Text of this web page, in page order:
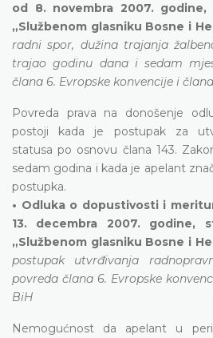
od 8. novembra 2007. godine,
„Službenom glasniku Bosne i
radni spor, dužina trajanja
trajao godinu dana i sedam
člana 6. Evropske konvencije i
Povreda prava na donošenje
postoji kada je postupak za
statusa po osnovu člana 143.
sedam godina i kada je apelant
postupka.
• Odluka o dopustivosti i
13. decembra 2007. godine,
„Službenom glasniku Bosne i
postupak utvrđivanja
povreda člana 6. Evropske
BiH
Nemogućnost da apelant u